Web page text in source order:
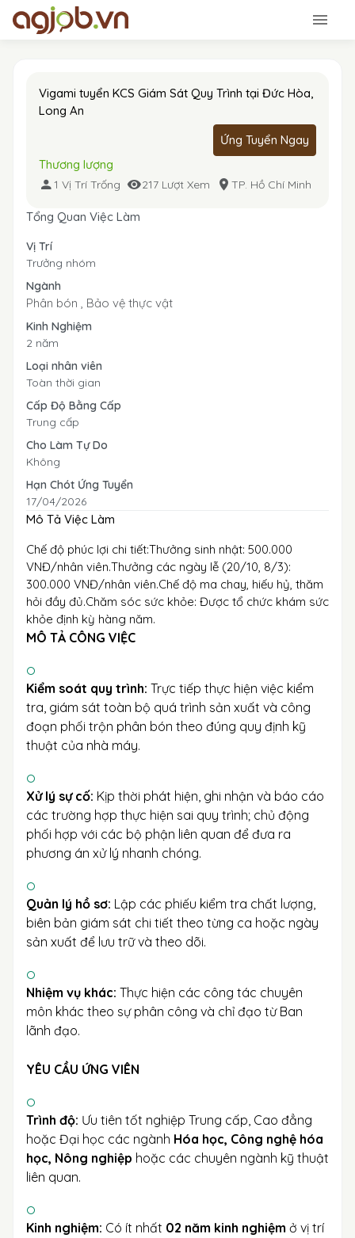
Vigami tuyển KCS Giám Sát Quy Trình tại Đức Hòa,
Long An
Ứng Tuyển Ngay
Thương lượng
1 Vị Trí Trống 217 Lượt Xem TP. Hồ Chí Minh
Tổng Quan Việc Làm
Vị Trí
Trưởng nhóm
Ngành
Phân bón , Bảo vệ thực vật
Kinh Nghiệm
2 năm
Loại nhân viên
Toàn thời gian
Cấp Độ Bằng Cấp
Trung cấp
Cho Làm Tự Do
Không
Hạn Chót Ứng Tuyển
17/04/2026
Mô Tả Việc Làm
Chế độ phúc lợi chi tiết:Thưởng sinh nhật: 500.000
VNĐ/nhân viên.Thưởng các ngày lễ (20/10, 8/3):
300.000 VNĐ/nhân viên.Chế độ ma chay, hiếu hỷ, thăm
hỏi đầy đủ.Chăm sóc sức khỏe: Được tổ chức khám sức
khỏe định kỳ hàng năm.
MÔ TẢ CÔNG VIỆC
Kiểm soát quy trình: Trực tiếp thực hiện việc kiểm
tra, giám sát toàn bộ quá trình sản xuất và công
đoạn phối trộn phân bón theo đúng quy định kỹ
thuật của nhà máy.
Xử lý sự cố: Kịp thời phát hiện, ghi nhận và báo cáo
các trường hợp thực hiện sai quy trình; chủ động
phối hợp với các bộ phận liên quan để đưa ra
phương án xử lý nhanh chóng.
Quản lý hồ sơ: Lập các phiếu kiểm tra chất lượng,
biên bản giám sát chi tiết theo từng ca hoặc ngày
sản xuất để lưu trữ và theo dõi.
Nhiệm vụ khác: Thực hiện các công tác chuyên
môn khác theo sự phân công và chỉ đạo từ Ban
lãnh đạo.
YÊU CẦU ỨNG VIÊN
Trình độ: Ưu tiên tốt nghiệp Trung cấp, Cao đẳng
hoặc Đại học các ngành Hóa học, Công nghệ hóa
học, Nông nghiệp hoặc các chuyên ngành kỹ thuật
liên quan.
Kinh nghiệm: Có ít nhất 02 năm kinh nghiệm ở vị trí